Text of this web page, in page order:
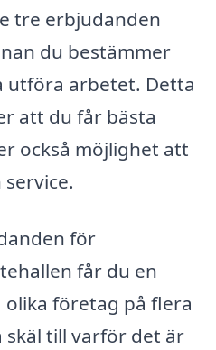
tre erbjudanden
du bestämmer
utföra arbetet. Detta
att du får bästa
också möjlighet att
för
får du en
företag på flera
skäl till varför det är